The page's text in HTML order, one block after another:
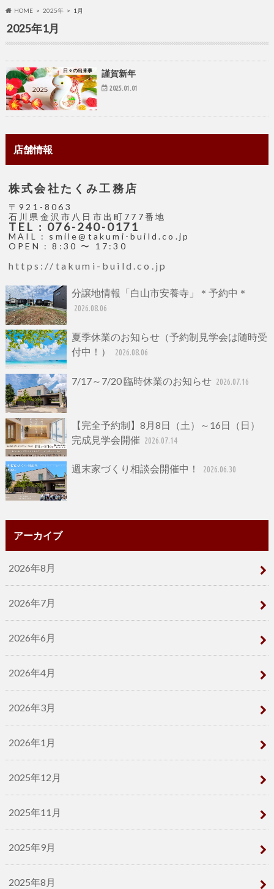
HOME 2025年 1月
2025年1月
日々の出来事 謹賀新年
2025.01.01
店舗情報
株式会社たくみ工務店
〒921-8063
石川県金沢市八日市出町777番地
TEL : 076-240-0171
MAIL : smile@takumi-build.co.jp
OPEN : 8:30 〜 17:30
https://takumi-build.co.jp
分譲地情報「白山市安養寺」＊予約中＊
2026.08.06
夏季休業のお知らせ（予約制見学会は随時受
付中！）
2026.08.06
7/17～7/20 臨時休業のお知らせ 2026.07.16
【完全予約制】8月8日（土）～16日（日）
完成見学会開催 2026.07.14
週末家づくり相談会開催中！ 2026.06.30
アーカイブ
2026年8月
2026年7月
2026年6月
2026年4月
2026年3月
2026年1月
2025年12月
2025年11月
2025年9月
2025年8月